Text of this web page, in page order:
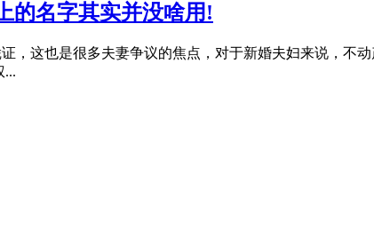
的名字其实并没啥用!
，这也是很多夫妻争议的焦点，对于新婚夫妇来说，不
...